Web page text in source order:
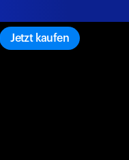
Jetzt kaufen